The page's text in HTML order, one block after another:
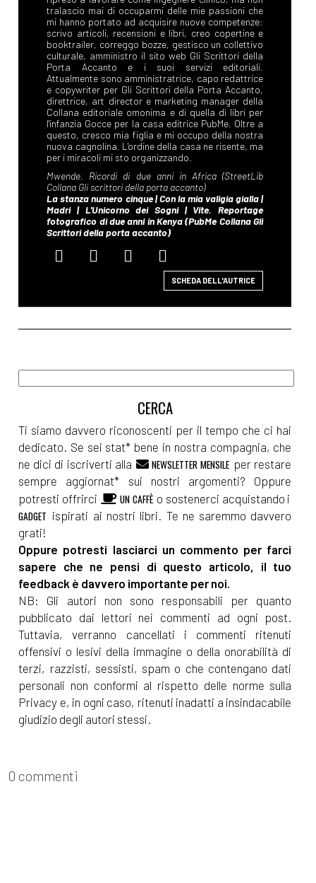
SCHEDA DELL'AUTRICE
Ti siamo davvero riconoscenti per il tempo che ci hai
dedicato. Se sei stat* bene in nostra compagnia, che
ne dici di iscriverti alla
NEWSLETTER MENSILE per restare
sempre aggiornat* sui nostri argomenti? Oppure
potresti offrirci
UN CAFFÈ o sostenerci acquistando i
GADGET ispirati ai nostri libri. Te ne saremmo davvero
grati!
Oppure potresti lasciarci un commento per farci
sapere che ne pensi di questo articolo, il tuo
feedback è davvero importante per noi.
NB: Gli autori non sono responsabili per quanto
pubblicato dai lettori nei commenti ad ogni post.
Tuttavia, verranno cancellati i commenti ritenuti
offensivi o lesivi della immagine o della onorabilità di
terzi, razzisti, sessisti, spam o che contengano dati
personali non conformi al rispetto delle norme sulla
Privacy e, in ogni caso, ritenuti inadatti a insindacabile
giudizio degli autori stessi.
0 commenti